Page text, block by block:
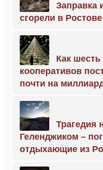
Заправка
сгорели в Ростове
Как шесть
кооперативов
почти на
Трагедия
Геленджиком –
отдыхающие из